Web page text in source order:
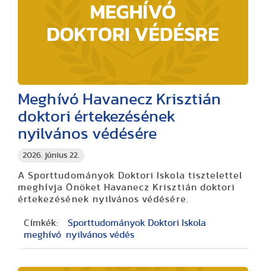
2026. június 22.
Meghívó Havanecz Krisztián
doktori értekezésének
nyilvános védésére
A Sporttudományok Doktori Iskola tisztelettel
meghívja Önöket Havanecz Krisztián doktori
értekezésének nyilvános védésére.
Címkék:
Sporttudományok Doktori Iskola
meghívó nyilvános védés